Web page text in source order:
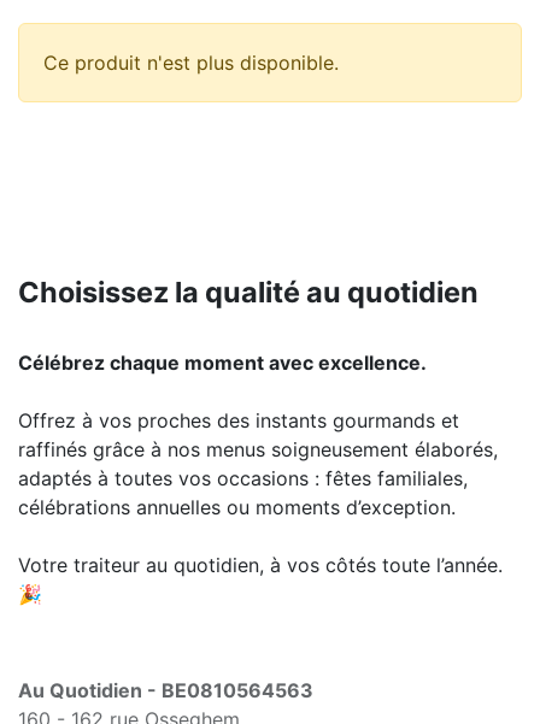
Ce produit n'est plus disponible.
Choisissez la qualité au quotidien
Célébrez chaque moment avec excellence.
Offrez à vos proches des instants gourmands et
raffinés grâce à nos menus soigneusement élaborés,
adaptés à toutes vos occasions : fêtes familiales,
célébrations annuelles ou moments d’exception.
Votre traiteur au quotidien, à vos côtés toute l’année.
🎉
Au Quotidien - BE0810564563